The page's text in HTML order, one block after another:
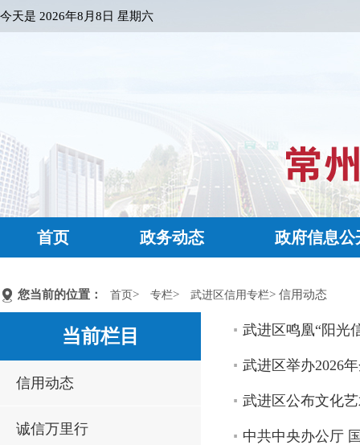
今天是 2026年8月8日 星期六
首页 政务动态 政府信息公
您当前的位置： 首页> 专栏> 武进区信用专栏> 信用动态
当前栏目
信用动态
诚信万里行
武进区鸣凰“阳光
武进区举办2026
武进区公布文化
中共中央办公厅